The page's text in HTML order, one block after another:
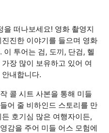
을 떠나보세요! 영화 촬영지
진한 이야기를 들으며 영화
투어는 검, 도끼, 단검, 헬
장 많이 보유하고 있어 여
내합니다.
콜 시트 사본을 통해 미들
어 줄 비하인드 스토리를 만
호기심 많은 여행자이든,
감을 주어 미들 어스 모험에